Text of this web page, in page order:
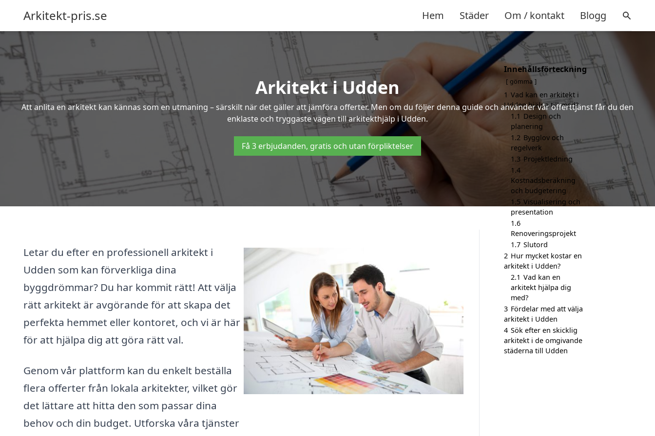
Arkitekt-pris.se Hem Städer Om / kontakt Blogg
Arkitekt i Udden
Att anlita en arkitekt kan kännas som en utmaning – särskilt när det gäller att jämföra offerter. Men om du följer denna guide och använder vår offerttjänst får du den
enklaste och tryggaste vägen till arkitekthjälp i Udden.
Få 3 erbjudanden, gratis och utan förpliktelser
Letar du efter en professionell arkitekt i
Udden som kan förverkliga dina
byggdrömmar? Du har kommit rätt! Att välja
rätt arkitekt är avgörande för att skapa det
perfekta hemmet eller kontoret, och vi är här
för att hjälpa dig att göra rätt val.
Genom vår plattform kan du enkelt beställa
flera offerter från lokala arkitekter, vilket gör
det lättare att hitta den som passar dina
behov och din budget. Utforska våra tjänster
Innehållsförteckning
gömma
1 Vad kan en arkitekt i
Udden hjälpa till med?
1.1 Design och
planering
1.2 Bygglov och
regelverk
1.3 Projektledning
1.4
Kostnadsberäkning
och budgetering
1.5 Visualisering och
presentation
1.6
Renoveringsprojekt
1.7 Slutord
2 Hur mycket kostar en
arkitekt i Udden?
2.1 Vad kan en
arkitekt hjälpa dig
med?
3 Fördelar med att välja
arkitekt i Udden
4 Sök efter en skicklig
arkitekt i de omgivande
städerna till Udden